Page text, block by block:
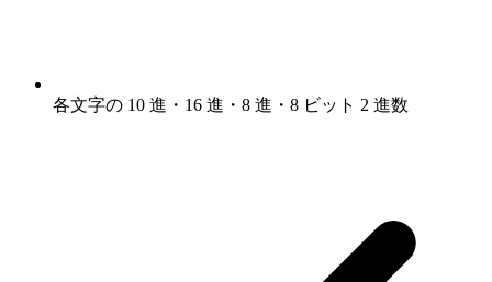
各文字の 10 進・16 進・8 進・8 ビット 2 進数